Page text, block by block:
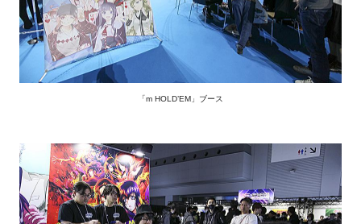
「m HOLD’EM」ブース